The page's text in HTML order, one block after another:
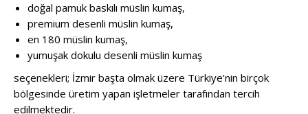
doğal pamuk baskılı müslin kumaş,
premium desenli müslin kumaş,
en 180 müslin kumaş,
yumuşak dokulu desenli müslin kumaş
seçenekleri; İzmir başta olmak üzere Türkiye’nin birçok
bölgesinde üretim yapan işletmeler tarafından tercih
edilmektedir.